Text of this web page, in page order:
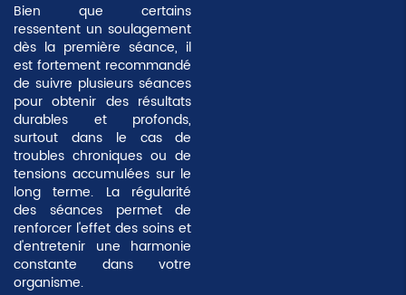
Bien que certains
ressentent un soulagement
dès la première séance, il
est fortement recommandé
de suivre plusieurs séances
pour obtenir des résultats
durables et profonds,
surtout dans le cas de
troubles chroniques ou de
tensions accumulées sur le
long terme. La régularité
des séances permet de
renforcer l'effet des soins et
d'entretenir une harmonie
constante dans votre
organisme.